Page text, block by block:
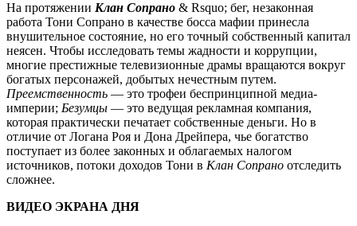
На протяжении Клан Сопрано & Rsquo; бег, незаконная
работа Тони Сопрано в качестве босса мафии принесла
внушительное состояние, но его точный собственный капитал
неясен. Чтобы исследовать темы жадности и коррупции,
многие престижные телевизионные драмы вращаются вокруг
богатых персонажей, добытых нечестным путем.
Преемственность — это трофеи беспринципной медиа-
империи; Безумцы — это ведущая рекламная компания,
которая практически печатает собственные деньги. Но в
отличие от Логана Роя и Дона Дрейпера, чье богатство
поступает из более законных и облагаемых налогом
источников, потоки доходов Тони в Клан Сопрано отследить
сложнее.
ВИДЕО ЭКРАНА ДНЯ